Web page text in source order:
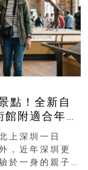
點！全新自
館附適合年
上深圳一日
，近年深圳更
於一身的親子